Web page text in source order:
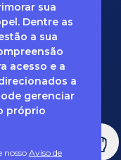
sua
Dentre as
a sua
acesso e a
a
gerenciar
próprio
nosso Aviso de